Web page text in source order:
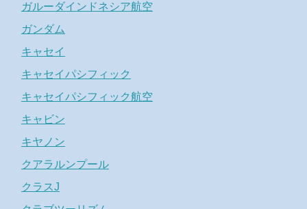
ガルーダインドネシア航空
ガンダム
キャセイ
キャセイパシフィック
キャセイパシフィック航空
キャビン
キヤノン
クアラルンプール
クラスJ